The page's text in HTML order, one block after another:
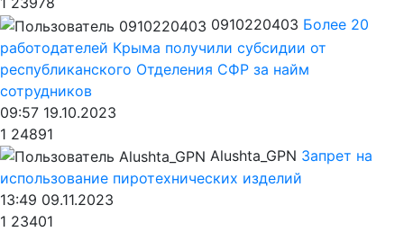
0910220403 Более 20
работодателей Крыма получили субсидии от
республиканского Отделения СФР за найм
сотрудников
09:57 19.10.2023
1 24891
Alushta_GPN Запрет на
использование пиротехнических изделий
13:49 09.11.2023
1 23401